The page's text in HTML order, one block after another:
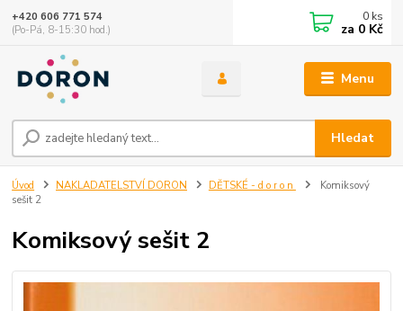
Menu
Hledat
+420 606 771 574
(Po-Pá, 8-15:30 hod.)
0 ks
za 0 Kč
Úvod NAKLADATELSTVÍ DORON DĚTSKÉ - d o r o n
Komiksový
sešit 2
Komiksový sešit 2